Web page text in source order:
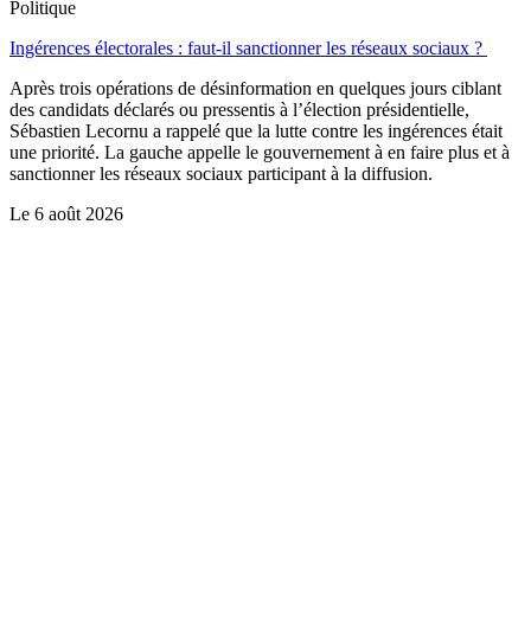
Politique
Ingérences électorales : faut-il sanctionner les réseaux sociaux ?
Après trois opérations de désinformation en quelques jours ciblant
des candidats déclarés ou pressentis à l’élection présidentielle,
Sébastien Lecornu a rappelé que la lutte contre les ingérences était
une priorité. La gauche appelle le gouvernement à en faire plus et à
sanctionner les réseaux sociaux participant à la diffusion.
Le 6 août 2026